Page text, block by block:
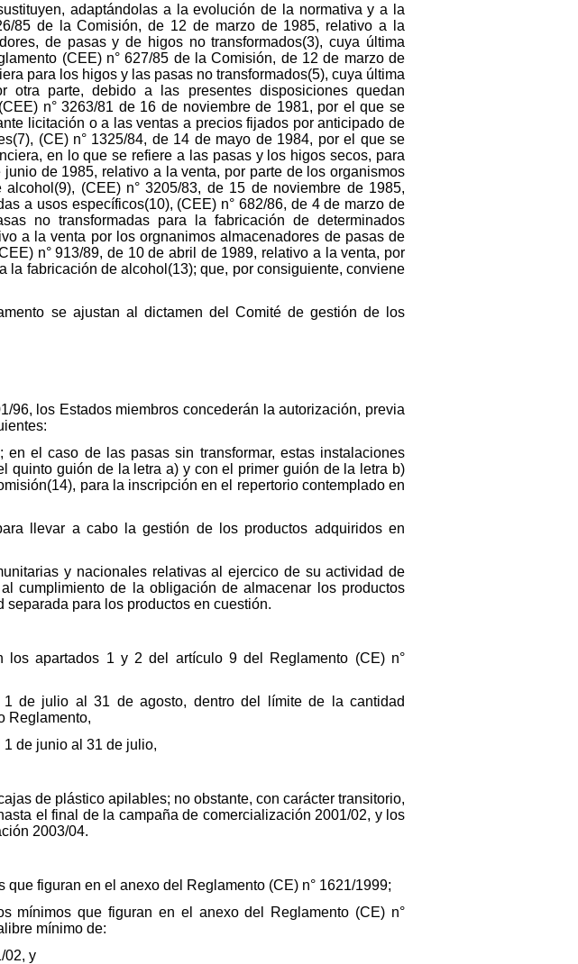
adaptándolas a la evolución de la normativa y a la
85 de la Comisión, de 12 de marzo de 1985, relativo a la
de pasas y de higos no transformados(3), cuya última
(CEE) n° 627/85 de la Comisión, de 12 de marzo de
para los higos y las pasas no transformados(5), cuya última
otra parte, debido a las presentes disposiciones quedan
n° 3263/81 de 16 de noviembre de 1981, por el que se
licitación o a las ventas a precios fijados por anticipado de
(CE) n° 1325/84, de 14 de mayo de 1984, por el que se
en lo que se refiere a las pasas y los higos secos, para
de 1985, relativo a la venta, por parte de los organismos
(CEE) n° 3205/83, de 15 de noviembre de 1985,
a usos específicos(10), (CEE) n° 682/86, de 4 de marzo de
no transformadas para la fabricación de determinados
a la venta por los orgnanimos almacenadores de pasas de
n° 913/89, de 10 de abril de 1989, relativo a la venta, por
la fabricación de alcohol(13); que, por consiguiente, conviene
se ajustan al dictamen del Comité de gestión de los
los Estados miembros concederán la autorización, previa
el caso de las pasas sin transformar, estas instalaciones
quinto guión de la letra a) y con el primer guión de la letra b)
para la inscripción en el repertorio contemplado en
llevar a cabo la gestión de los productos adquiridos en
y nacionales relativas al ejercico de su actividad de
cumplimiento de la obligación de almacenar los productos
para los productos en cuestión.
los apartados 1 y 2 del artículo 9 del Reglamento (CE) n°
de julio al 31 de agosto, dentro del límite de la cantidad
Reglamento,
de junio al 31 de julio,
de plástico apilables; no obstante, con carácter transitorio,
el final de la campaña de comercialización 2001/02, y los
2003/04.
figuran en el anexo del Reglamento (CE) n° 1621/1999;
mínimos que figuran en el anexo del Reglamento (CE) n°
mínimo de:
02, y